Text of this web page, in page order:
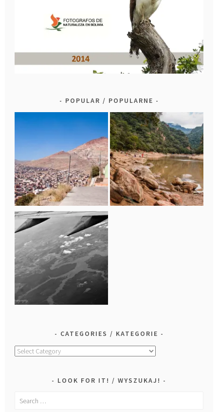
POPULAR / POPULARNE
CATEGORIES / KATEGORIE
Categories
LOOK FOR IT! / WYSZUKAJ!
Search